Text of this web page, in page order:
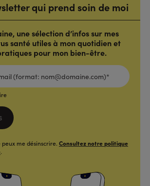
qui prend soin de moi
une sélection d’infos sur mes
santé utiles à mon quotidien et
pour mon bien-être.
me désinscrire. Consultez notre politique
.